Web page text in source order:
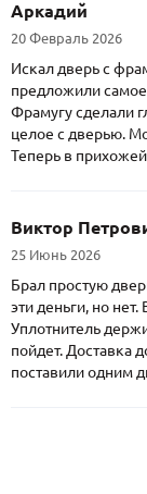
Аркадий
20 Февраль 2026
Искал дверь с
предложили
Фрамугу сделали
целое с дверью.
Теперь в
Виктор
25 Июнь 2026
Брал простую
эти деньги, но
Уплотнитель
пойдет. Доставка
поставили одним